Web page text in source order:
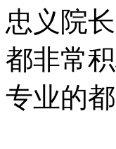
忠义院
都非常
专业的